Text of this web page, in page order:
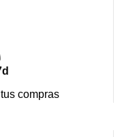
compras